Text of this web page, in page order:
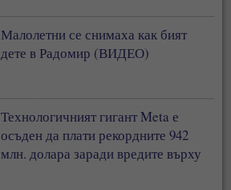
Малолетни се снимаха как бият
дете в Радомир (ВИДЕО)
Технологичният гигант Meta е
осъден да плати рекордните 942
млн. долара заради вредите върху